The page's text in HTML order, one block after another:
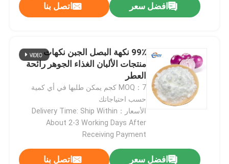
الزيوت النباتية الطبيعية
مستخلص نباتي نقي
نكهة المونومير
افضل سعر اتصل بنا
99٪ نكهة البصل الجبن نكهات
منتجات الألبان الغذاء الجوهر رائحة
العطر
MOQ：7 كجم يمكن طلبها في أي كمية
حسب احتياجاتك
الأسعار：Delivery Time: Ship Within
About 2-3 Working Days After
Receiving Payment
افضل سعر اتصل بنا